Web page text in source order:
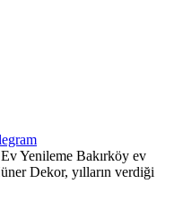
Yenileme Bakırköy ev
Dekor, yılların verdiği